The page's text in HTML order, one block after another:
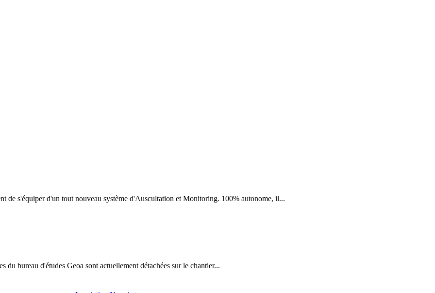
de s'équiper d'un tout nouveau système d'Auscultation et Monitoring. 100% autonome, il...
bureau d'études Geoa sont actuellement détachées sur le chantier...